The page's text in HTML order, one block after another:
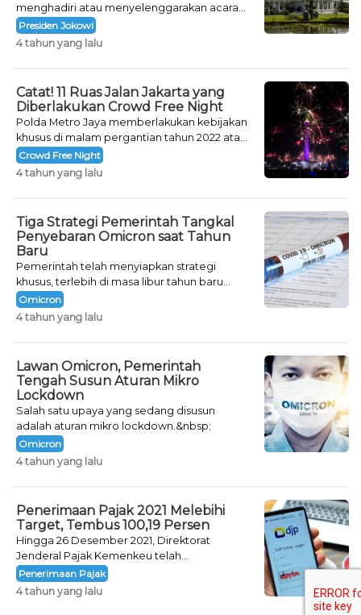
menghadiri atau menyelenggarakan acara
khusus untuk mengisi malam pergantian
tahun.
Presiden Jokowi
4 tahun yang lalu
Catat! 11 Ruas Jalan Jakarta yang
Diberlakukan Crowd Free Night
Polda Metro Jaya memberlakukan kebijakan
khusus di malam pergantian tahun 2022 atau
Crowd Free Night selama dua hari.
Crowd Free Night
4 tahun yang lalu
Tiga Strategi Pemerintah Tangkal
Penyebaran Omicron saat Tahun
Baru
Pemerintah telah menyiapkan strategi
khusus, terlebih di masa libur tahun baru
seperti saat ini.
Omicron
4 tahun yang lalu
Lawan Omicron, Pemerintah
Tengah Susun Aturan Mikro
Lockdown
Salah satu upaya yang sedang disusun
adalah aturan mikro lockdown.&nbsp;
Omicron
4 tahun yang lalu
Penerimaan Pajak 2021 Melebihi
Target, Tembus 100,19 Persen
Hingga 26 Desember 2021, Direktorat
Jenderal Pajak Kemenkeu telah
mencatatkan jumlah neto penerimaan pajak
sebesar Rp 1.231,87 triliun.&nbsp;
Penerimaan Pajak
4 tahun yang lalu